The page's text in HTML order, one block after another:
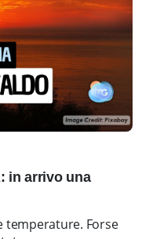
in arrivo una
temperature. Forse